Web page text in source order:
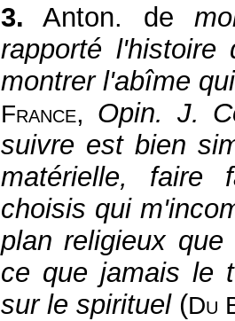
3.
Anton. de
rapporté
montrer l'abîme
France, Opin. J.
suivre est bien
matérielle, faire
choisis qui
plan religieux
ce que jamais le
sur le spirituel(Du